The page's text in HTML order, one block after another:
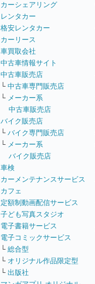
カーシェアリング
レンタカー
格安レンタカー
カーリース
車買取会社
中古車情報サイト
中古車販売店
└ 中古車専門販売店
└ メーカー系
中古車販売店
バイク販売店
└ バイク専門販売店
└ メーカー系
バイク販売店
車検
カーメンテナンスサービス
カフェ
定額制動画配信サービス
子ども写真スタジオ
電子書籍サービス
電子コミックサービス
└ 総合型
└ オリジナル作品限定型
└ 出版社